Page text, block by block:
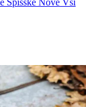
Spišské Nové Vsi